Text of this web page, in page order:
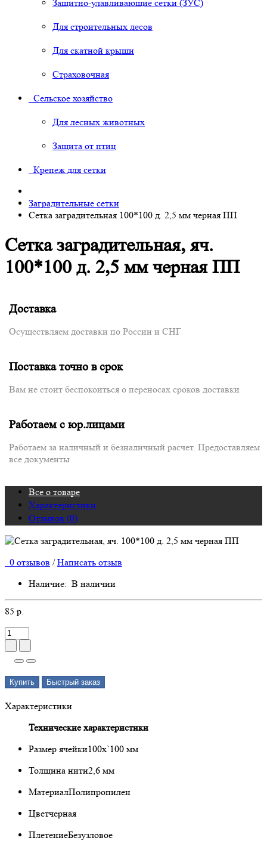
Защитно-улавливающие сетки (ЗУС)
Для строительных лесов
Для скатной крыши
Страховочная
Сельское хозяйство
Для лесных животных
Защита от птиц
Крепеж для сетки
Заградительные сетки
Сетка заградительная 100*100 д. 2,5 мм черная ПП
Сетка заградительная, яч.
100*100 д. 2,5 мм черная ПП
Доставка
Осуществляем доставки по России и СНГ
Поставка точно в срок
Вам не стоит беспокоиться о переносах сроков доставки
Работаем с юр.лицами
Работаем за наличный и безналичный расчет. Предоставляем
все документы
Все о товаре
Характеристики
Отзывов (0)
0 отзывов / Написать отзыв
Наличие: В наличии
85 р.
Купить Быстрый заказ
Характеристики
Технические характеристики
Размер ячейки100х`100 мм
Толщина нити2,6 мм
МатериалПолипропилен
Цветчерная
ПлетениеБезузловое